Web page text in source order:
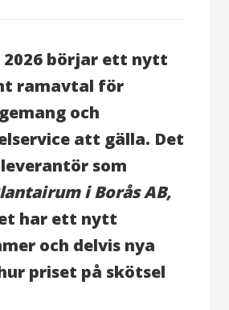
2026 börjar ett nytt
ramavtal för
och
att gälla. Det
som
i Borås AB,
har ett nytt
och delvis nya
priset på skötsel